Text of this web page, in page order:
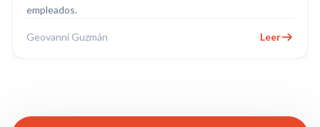
empleados.
Geovanni Guzmán Leer